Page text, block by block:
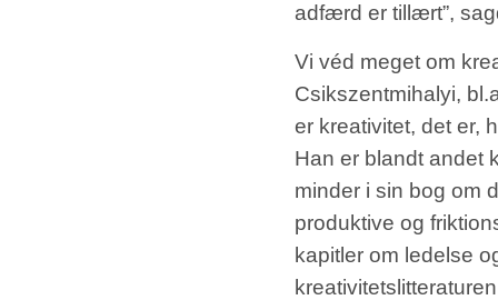
adfærd er tillært”,
Vi véd meget om
Csikszentmihalyi,
er kreativitet, det er,
Han er blandt andet
minder i sin bog om
produktive og
kapitler om ledelse